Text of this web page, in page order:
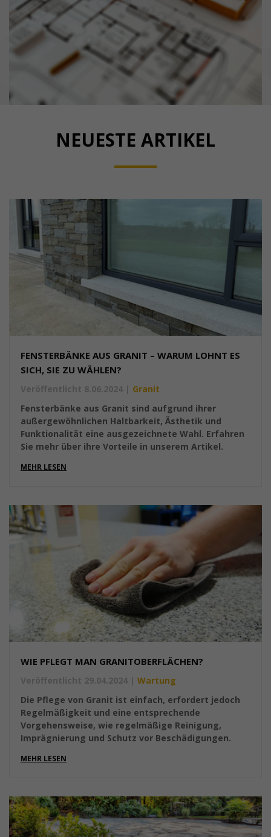
NEUESTE ARTIKEL
FENSTERBÄNKE AUS GRANIT – WARUM LOHNT ES
SICH, SIE ZU WÄHLEN?
Veröffentlicht 8.06.2024 | Granit
Fensterbänke aus Granit sind aufgrund ihrer
außergewöhnlichen Haltbarkeit, Ästhetik und
Funktionalität eine ausgezeichnete Wahl. Erfahren
Sie mehr über ihre Vorteile in unserem Artikel.
MEHR LESEN
WIE PFLEGT MAN GRANITOBERFLÄCHEN?
Veröffentlicht 29.04.2024 | Wartung
Die Pflege von Granit ist einfach, erfordert jedoch
Regelmäßigkeit und eine entsprechende
Vorgehensweise, wie regelmäßige Reinigung,
Imprägnierung und Schutz vor Beschädigungen.
MEHR LESEN